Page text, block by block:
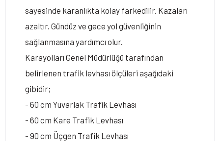
sayesinde karanlıkta kolay farkedilir. Kazaları
azaltır. Gündüz ve gece yol güvenliğinin
sağlanmasına yardımcı olur.
Karayolları Genel Müdürlüğü tarafından
belirlenen trafik levhası ölçüleri aşağıdaki
gibidir;
- 60 cm Yuvarlak Trafik Levhası
- 60 cm Kare Trafik Levhası
- 90 cm Üçgen Trafik Levhası